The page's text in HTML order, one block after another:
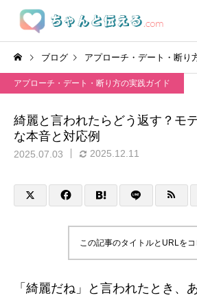
ブログ アプローチ・デート・断り
アプローチ・デート・断り方の実践ガイド
綺麗と言われたらどう返す？モ
な本音と対応例
2025.07.03 2025.12.11
この記事のタイトルとURLを
「綺麗だね」と言われたとき、